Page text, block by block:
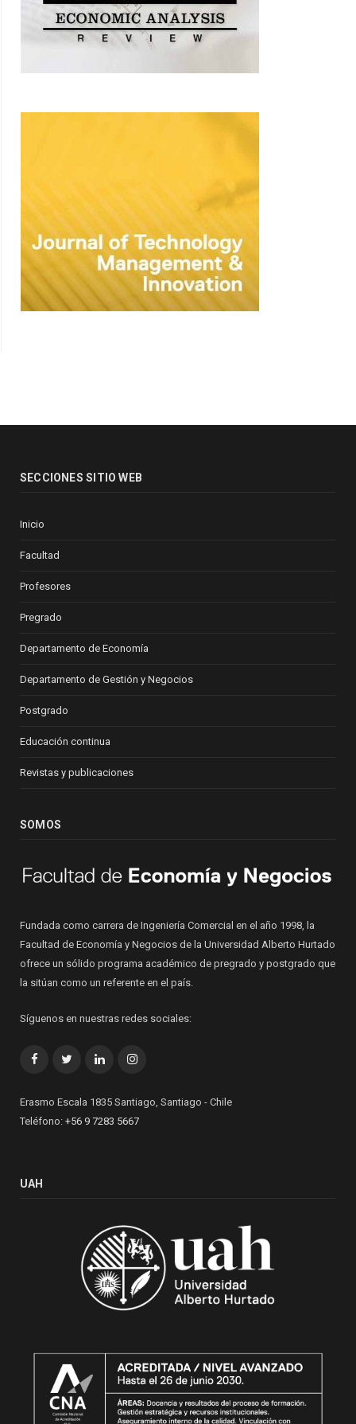
SECCIONES SITIO WEB
Inicio
Facultad
Profesores
Pregrado
Departamento de Economía
Departamento de Gestión y Negocios
Postgrado
Educación continua
Revistas y publicaciones
SOMOS
Fundada como carrera de Ingeniería Comercial en el año 1998, la
Facultad de Economía y Negocios de la Universidad Alberto Hurtado
ofrece un sólido programa académico de pregrado y postgrado que
la sitúan como un referente en el país.
Síguenos en nuestras redes sociales:
FacebookTwitterLinkedInInstagram
Erasmo Escala 1835 Santiago, Santiago - Chile
Teléfono: +56 9 7283 5667
UAH